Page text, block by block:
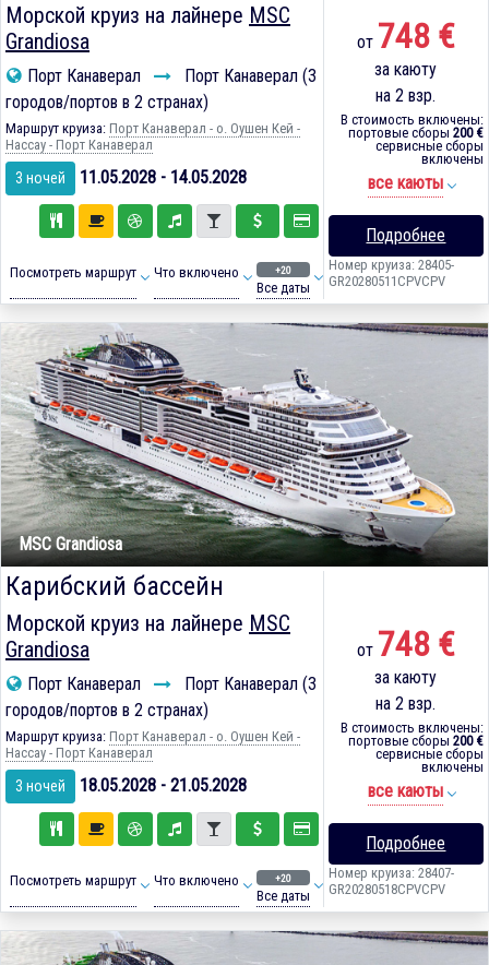
Морской круиз на лайнере MSC
Grandiosa
Порт Канаверал
Порт Канаверал (3
городов/портов в 2 странах)
Маршрут круиза: Порт Канаверал - о. Оушен Кей -
Нассау - Порт Канаверал
3 ночей 11.05.2028 - 14.05.2028
Посмотреть маршрут Что включено +20
Все даты
от 748 €
за каюту
на 2 взр.
В стоимость включены:
портовые сборы 200 €
сервисные сборы
включены
все каюты
Подробнее
Номер круиза: 28405-
GR20280511CPVCPV
MSC Grandiosa
Карибский бассейн
Морской круиз на лайнере MSC
Grandiosa
Порт Канаверал
Порт Канаверал (3
городов/портов в 2 странах)
Маршрут круиза: Порт Канаверал - о. Оушен Кей -
Нассау - Порт Канаверал
3 ночей 18.05.2028 - 21.05.2028
Посмотреть маршрут Что включено +20
Все даты
от 748 €
за каюту
на 2 взр.
В стоимость включены:
портовые сборы 200 €
сервисные сборы
включены
все каюты
Подробнее
Номер круиза: 28407-
GR20280518CPVCPV